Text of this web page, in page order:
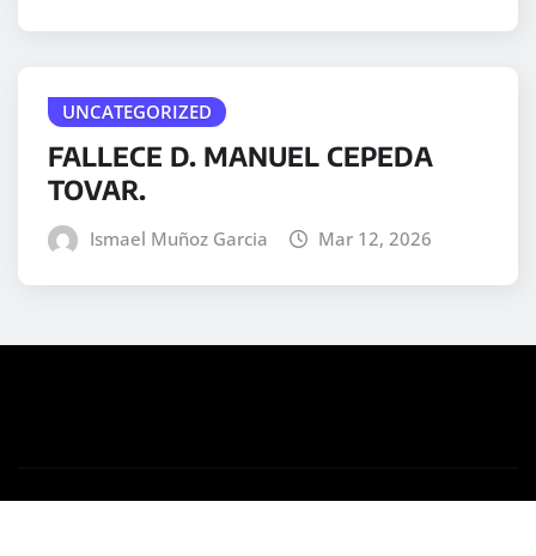
UNCATEGORIZED
FALLECE D. MANUEL CEPEDA
TOVAR.
Ismael Muñoz Garcia Mar 12, 2026